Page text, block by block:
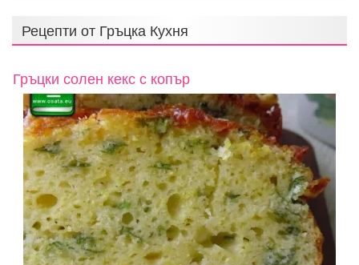
Рецепти от Гръцка Кухня
Гръцки солен кекс с копър